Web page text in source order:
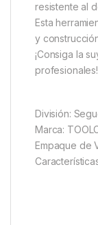
resistente al
Esta
y
¡Consiga la
profesionales!
División:
Marca:
Empaque de